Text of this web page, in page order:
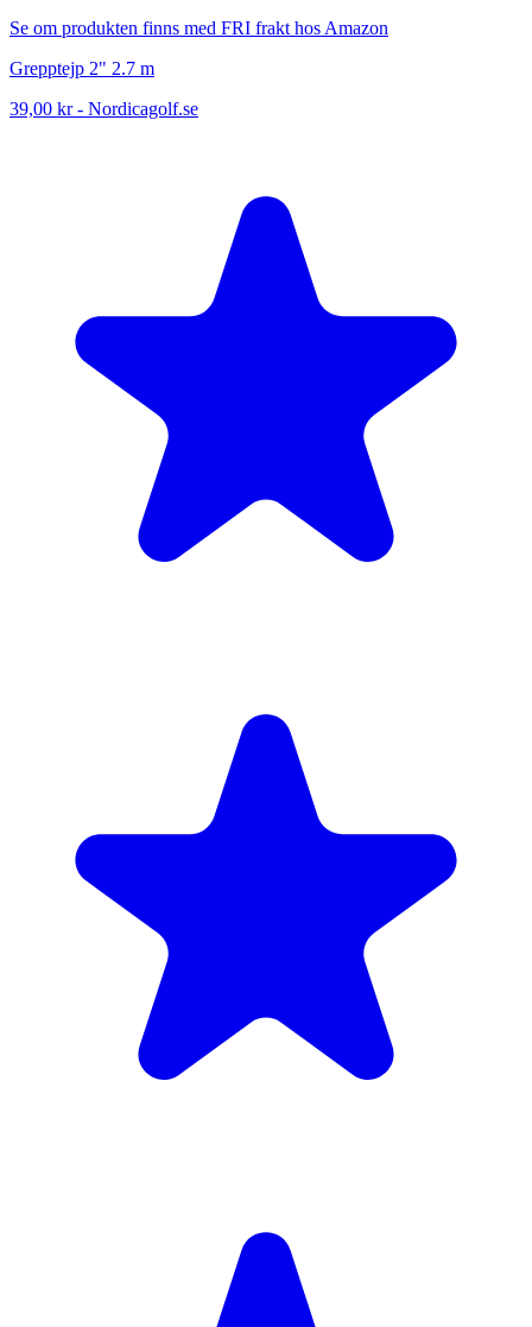
Se om produkten finns med FRI frakt hos Amazon
Grepptejp 2" 2.7 m
39,00 kr- Nordicagolf.se